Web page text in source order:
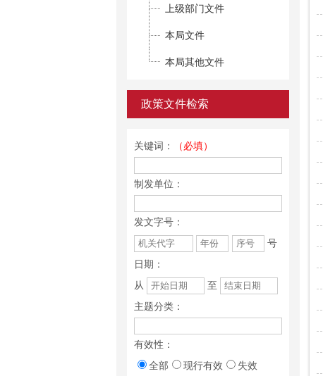
上级部门文件
本局文件
本局其他文件
政策文件检索
关键词： （必填）
制发单位：
发文字号：
号
日期：
从
至
主题分类：
有效性：
全部
现行有效 失效